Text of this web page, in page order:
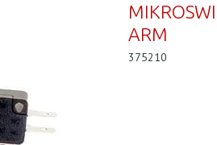
ARM
375210